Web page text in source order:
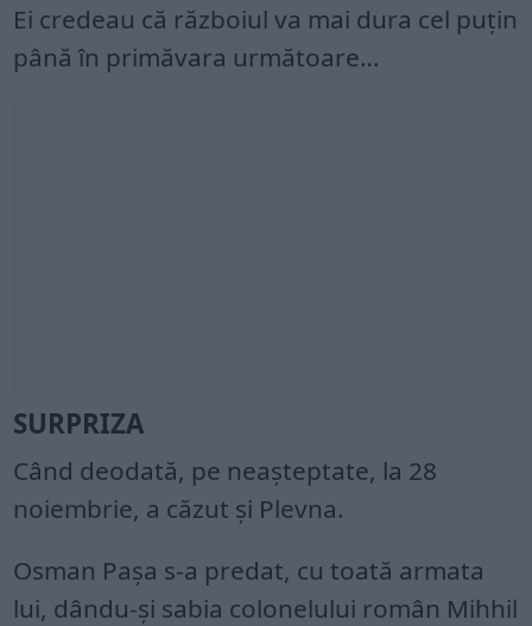
Ei credeau că războiul va mai dura cel puțin
până în primăvara următoare…
SURPRIZA
Când deodată, pe neașteptate, la 28
noiembrie, a căzut și Plevna.
Osman Pașa s-a predat, cu toată armata
lui, dându-și sabia colonelului român Mihhil